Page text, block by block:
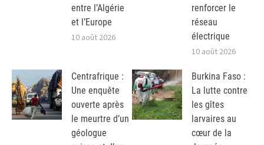
entre l’Algérie
et l’Europe
10 août 2026
renforcer le
réseau
électrique
10 août 2026
Centrafrique :
Une enquête
ouverte après
le meurtre d’un
géologue
Burkina Faso :
La lutte contre
les gîtes
larvaires au
cœur de la